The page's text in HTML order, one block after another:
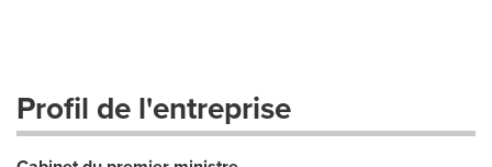
Profil de l'entreprise